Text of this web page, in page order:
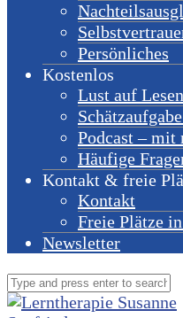
Persönliches
Kostenlos
Lust auf
Podcast – mit
Häufige
Kontakt & freie
Kontakt
Freie Plätze
Newsletter